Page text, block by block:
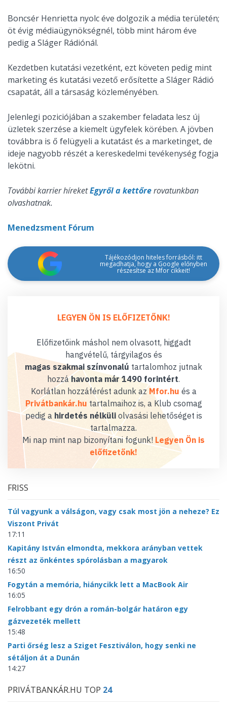
Boncsér Henrietta nyolc éve dolgozik a média területén;
öt évig médiaügynökségnél, több mint három éve
pedig a Sláger Rádiónál.
Kezdetben kutatási vezetként, ezt követen pedig mint
marketing és kutatási vezető erősítette a Sláger Rádió
csapatát, áll a társaság közleményében.
Jelenlegi poziciójában a szakember feladata lesz új
üzletek szerzése a kiemelt ügyfelek körében. A jövben
továbbra is ő felügyeli a kutatást és a marketinget, de
ideje nagyobb részét a kereskedelmi tevékenység fogja
lekötni.
További karrier híreketEgyről a kettőrerovatunkban
olvashatnak.
Menedzsment Fórum
Tájékozódjon hiteles forrásból: itt
megadhatja, hogy a Google előnyben
részesítse az Mfor cikkeit!
LEGYEN ÖN IS ELŐFIZETŐNK!
Előfizetőink máshol nem olvasott, higgadt
hangvételű, tárgyilagos és
magas szakmai színvonalú tartalomhoz jutnak
hozzáhavonta már 1490 forintért.
Korlátlan hozzáférést adunk az Mfor.hu és a
Privátbankár.hu tartalmaihoz is, a Klub csomag
pedig a hirdetés nélküliolvasási lehetőséget is
tartalmazza.
Mi nap mint nap bizonyítani fogunk! Legyen Ön is
előfizetőnk!
FRISS
Túl vagyunk a válságon, vagy csak most jön a neheze? Ez
Viszont Privát
17:11
Kapitány István elmondta, mekkora arányban vettek
részt az önkéntes spórolásban a magyarok
16:50
Fogytán a memória, hiánycikk lett a MacBook Air
16:05
Felrobbant egy drón a román-bolgár határon egy
gázvezeték mellett
15:48
Parti őrség lesz a Sziget Fesztiválon, hogy senki ne
sétáljon át a Dunán
14:27
PRIVÁTBANKÁR.HU TOP 24